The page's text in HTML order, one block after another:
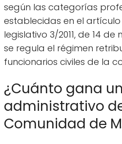
según las categorías
establecidas en el
legislativo 3/2011, de 14
se regula el régimen
funcionarios civiles de la
¿Cuánto gana
administrativo
Comunidad de